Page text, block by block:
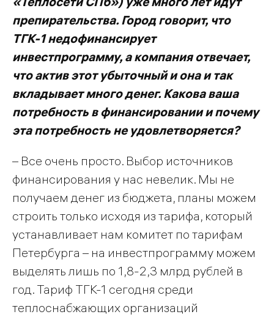
препирательства. Город говорит, что
ТГК-1 недофинансирует
инвестпрограмму, а компания отвечает,
что актив этот убыточный и она и так
вкладывает много денег. Какова ваша
потребность в финансировании и почему
эта потребность не удовлетворяется?
– Все очень просто. Выбор источников
финансирования у нас невелик. Мы не
получаем денег из бюджета, планы можем
строить только исходя из тарифа, который
устанавливает нам комитет по тарифам
Петербурга – на инвестпрограмму можем
выделять лишь по 1,8-2,3 млрд рублей в
год. Тариф ТГК-1 сегодня среди
теплоснабжающих организаций